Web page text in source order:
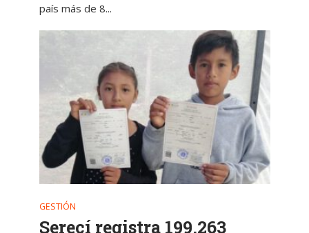
país más de 8...
GESTIÓN
Serecí registra 199.263